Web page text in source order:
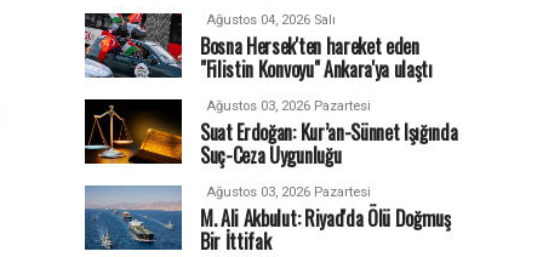
Ağustos 04, 2026 Salı
Bosna Hersek'ten hareket eden
"Filistin Konvoyu" Ankara'ya ulaştı
Ağustos 03, 2026 Pazartesi
Suat Erdoğan: Kur’an-Sünnet Işığında
Suç-Ceza Uygunluğu
Ağustos 03, 2026 Pazartesi
M. Ali Akbulut: Riyad'da Ölü Doğmuş
Bir İttifak